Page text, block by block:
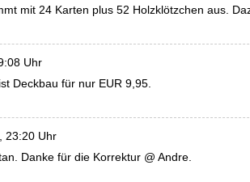
mit 24 Karten plus 52 Holzklötzchen aus.
Uhr
Deckbau für nur EUR 9,95.
23:20 Uhr
Danke für die Korrektur @ Andre.